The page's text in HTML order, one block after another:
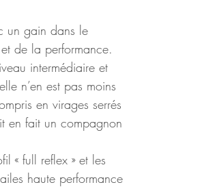
un gain dans le
de la performance.
intermédiaire et
n’en est pas moins
en virages serrés
en fait un compagnon
« full reflex » et les
haute performance